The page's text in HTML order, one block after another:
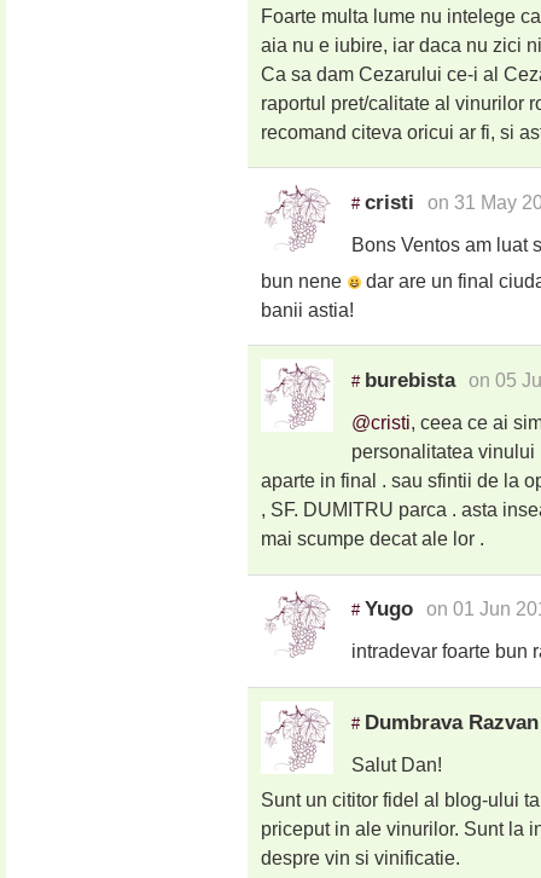
Foarte multa lume nu intelege
aia nu e iubire, iar daca nu zici
Ca sa dam Cezarului ce-i al
raportul pret/calitate al vinurilor
recomand citeva oricui ar fi, si
# cristi on 31 May
Bons Ventos am luat
bun nene
dar are un final
banii astia!
# burebista on 05
@cristi, ceea ce ai
personalitatea vinului
aparte in final . sau sfintii de la
, SF. DUMITRU parca . asta
mai scumpe decat ale lor .
# Yugo on 01 Jun
intradevar foarte bun
# Dumbrava
Salut Dan!
Sunt un cititor fidel al blog-ului
priceput in ale vinurilor. Sunt la
despre vin si vinificatie.